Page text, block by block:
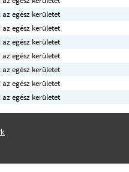
egész kerületet
egész kerületet
egész kerületet
egész kerületet
egész kerületet
egész kerületet
egész kerületet